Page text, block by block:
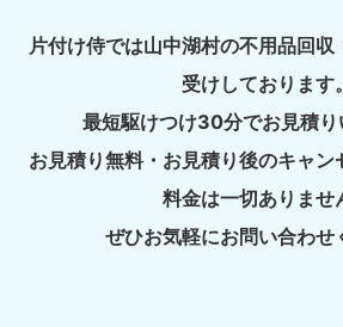
片付け侍では山中湖村の不用品回
受けしております。
最短駆けつけ30分でお見積り
お見積り無料・お見積り後のキャン
料金は一切ありませ
ぜひお気軽にお問い合わせ